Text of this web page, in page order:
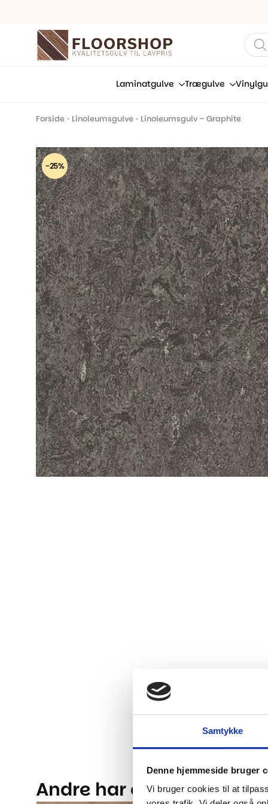
Samtykke
Denne hjemmeside bruger
Vi bruger cookies til at
Laminatgulve Trægulve
Forside • Linoleumsgulve • Linoleumsgulv – Graphite
-25%
Andre har også kigget